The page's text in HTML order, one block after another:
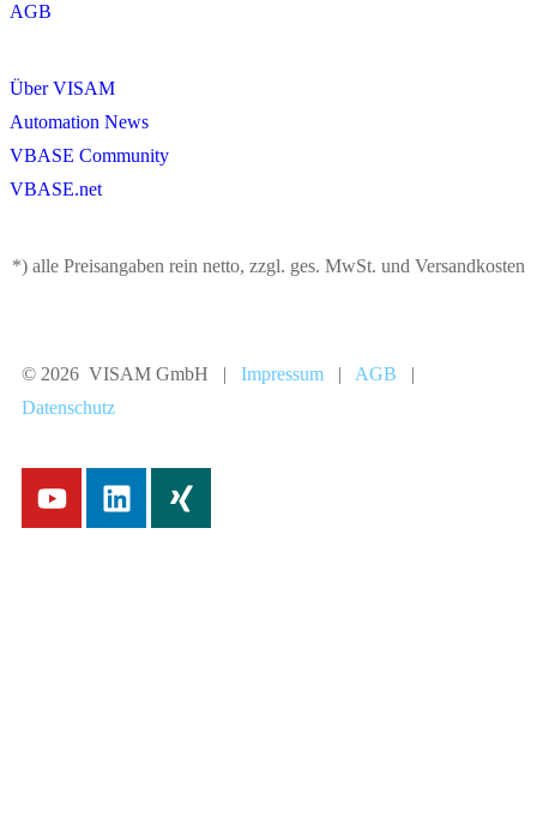
AGB
Über VISAM
Automation News
VBASE Community
VBASE.net
*) alle Preisangaben rein netto, zzgl. ges. MwSt. und Versandkosten
© 2026 VISAM GmbH | Impressum AGB
Datenschutz